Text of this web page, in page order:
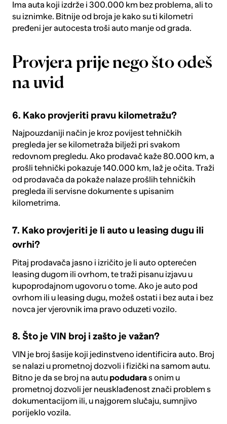
Ima auta koji izdrže i 300.000 km bez problema, ali to
su iznimke. Bitnije od broja je kako su ti kilometri
pređeni jer autocesta troši auto manje od grada.
Provjera prije nego što odeš
na uvid
6. Kako provjeriti pravu kilometražu?
Najpouzdaniji način je kroz povijest tehničkih
pregleda jer se kilometraža bilježi pri svakom
redovnom pregledu. Ako prodavač kaže 80.000 km, a
prošli tehnički pokazuje 140.000 km, laž je očita. Traži
od prodavača da pokaže nalaze prošlih tehničkih
pregleda ili servisne dokumente s upisanim
kilometrima.
7. Kako provjeriti je li auto u leasing dugu ili
ovrhi?
Pitaj prodavača jasno i izričito je li auto opterećen
leasing dugom ili ovrhom, te traži pisanu izjavu u
kupoprodajnom ugovoru o tome. Ako je auto pod
ovrhom ili u leasing dugu, možeš ostati i bez auta i bez
novca jer vjerovnik ima pravo oduzeti vozilo.
8. Što je VIN broj i zašto je važan?
VIN je broj šasije koji jedinstveno identificira auto. Broj
se nalazi u prometnoj dozvoli i fizički na samom autu.
Bitno je da se broj na autu podudaras onim u
prometnoj dozvoli jer neusklađenost znači problem s
dokumentacijom ili, u najgorem slučaju, sumnjivo
porijeklo vozila.